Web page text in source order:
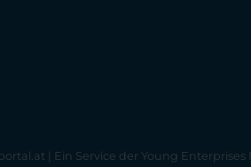
| Ein Service der Young Enterprises